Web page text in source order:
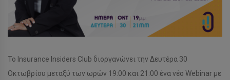
Το Insurance Insiders Club διοργανώνει την Δευτέρα 30
Οκτωβρίου μεταξύ των ωρών 19:00 και 21:00 ένα νέο Webinar με